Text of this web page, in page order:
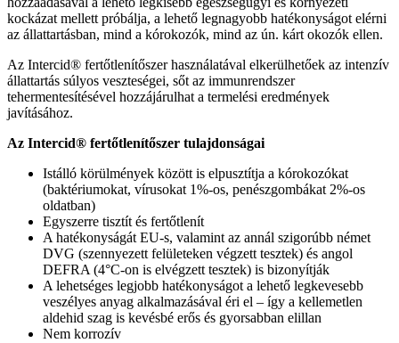
kockázat mellett próbálja, a lehető legnagyobb hatékonyságot elérni
az állattartásban, mind a kórokozók, mind az ún. kárt okozók ellen.
Az Intercid® fertőtlenítőszer használatával elkerülhetőek az intenzív
állattartás súlyos veszteségei, sőt az immunrendszer
tehermentesítésével hozzájárulhat a termelési eredmények
javításához.
Az Intercid® fertőtlenítőszer tulajdonságai
Istálló körülmények között is elpusztítja a kórokozókat
(baktériumokat, vírusokat 1%-os, penészgombákat 2%-os
oldatban)
Egyszerre tisztít és fertőtlenít
A hatékonyságát EU-s, valamint az annál szigorúbb német
DVG (szennyezett felületeken végzett tesztek) és angol
DEFRA (4°C-on is elvégzett tesztek) is bizonyítják
A lehetséges legjobb hatékonyságot a lehető legkevesebb
veszélyes anyag alkalmazásával éri el – így a kellemetlen
aldehid szag is kevésbé erős és gyorsabban elillan
Nem korrozív